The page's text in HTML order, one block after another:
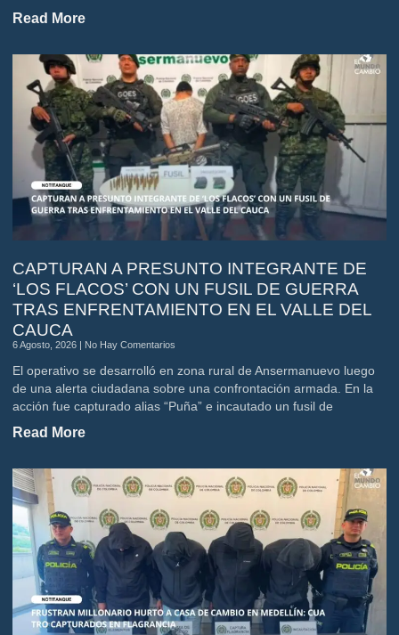
Read More
CAPTURAN A PRESUNTO INTEGRANTE DE
‘LOS FLACOS’ CON UN FUSIL DE GUERRA
TRAS ENFRENTAMIENTO EN EL VALLE DEL
CAUCA
6 Agosto, 2026 No Hay Comentarios
El operativo se desarrolló en zona rural de Ansermanuevo luego
de una alerta ciudadana sobre una confrontación armada. En la
acción fue capturado alias “Puña” e incautado un fusil de
Read More